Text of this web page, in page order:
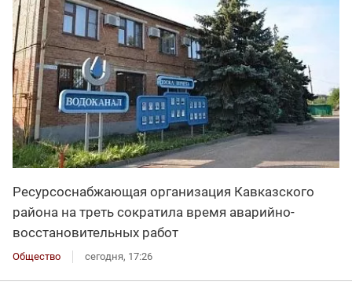
Ресурсоснабжающая организация Кавказского
района на треть сократила время аварийно-
восстановительных работ
Общество сегодня, 17:26